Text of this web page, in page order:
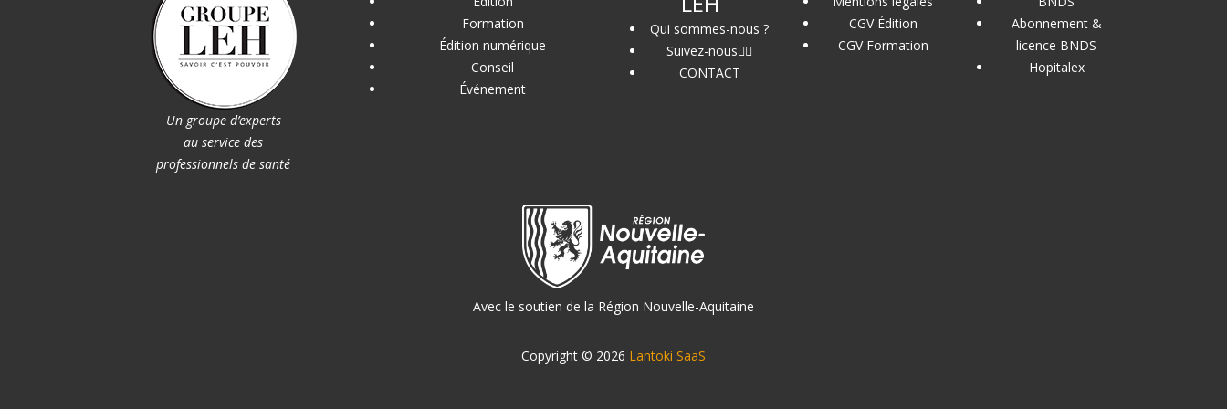
Un groupe d’experts
au service des
professionnels de santé
Formation
Édition numérique
Conseil
Événement
Qui sommes-nous ?
Suivez-nous
CONTACT
CGV Édition
CGV Formation
Abonnement &
licence BNDS
Hopitalex
Avec le soutien de la Région Nouvelle-Aquitaine
Copyright © 2026 Lantoki SaaS